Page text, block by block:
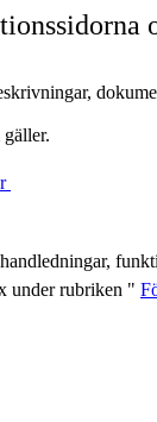
under rubriken "